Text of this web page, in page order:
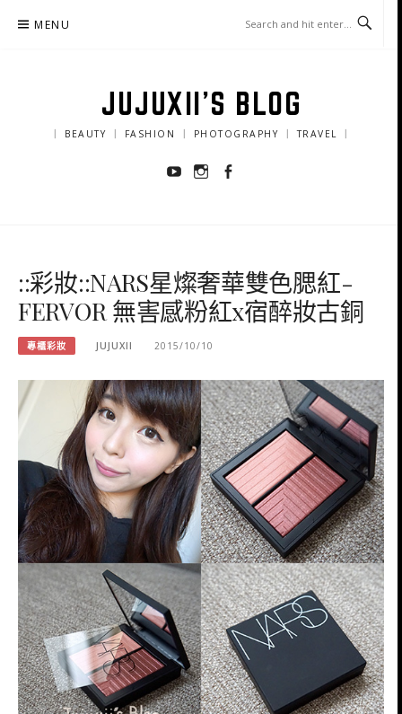
MENU
JUJUXII'S BLOG
｜ BEAUTY ｜ FASHION ｜ PHOTOGRAPHY ｜ TRAVEL ｜
YoutubeInstagram
::彩妝::NARS星燦奢華雙色腮紅-
FERVOR 無害感粉紅x宿醉妝古銅
專櫃彩妝 JUJUXII 2015/10/10